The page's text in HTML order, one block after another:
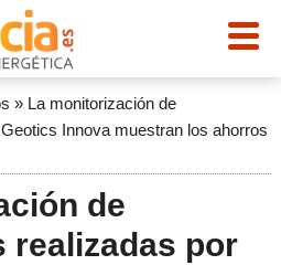
» La monitorización de
Innova muestran los ahorros
de
realizadas por